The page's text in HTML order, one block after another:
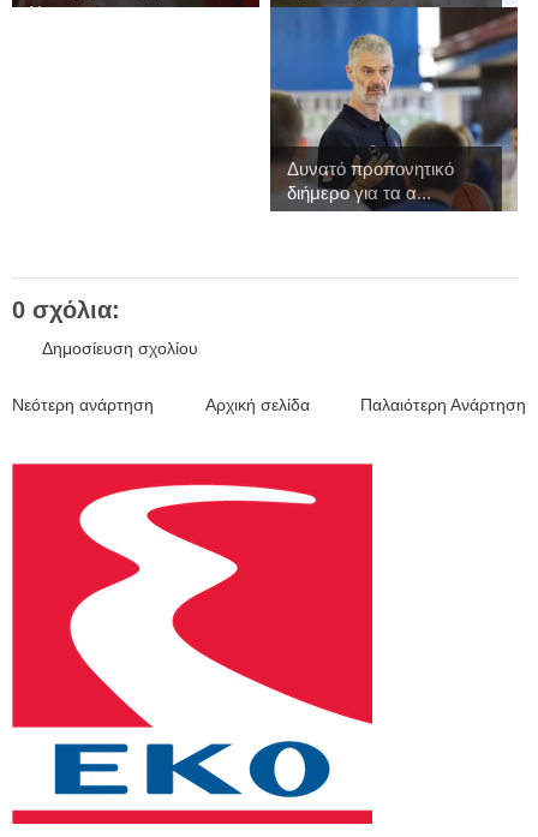
Νομαρχι...
Δυνατό προπονητικό
διήμερο για τα α...
0 σχόλια:
Δημοσίευση σχολίου
Νεότερη ανάρτηση Παλαιότερη Ανάρτηση
Αρχική σελίδα